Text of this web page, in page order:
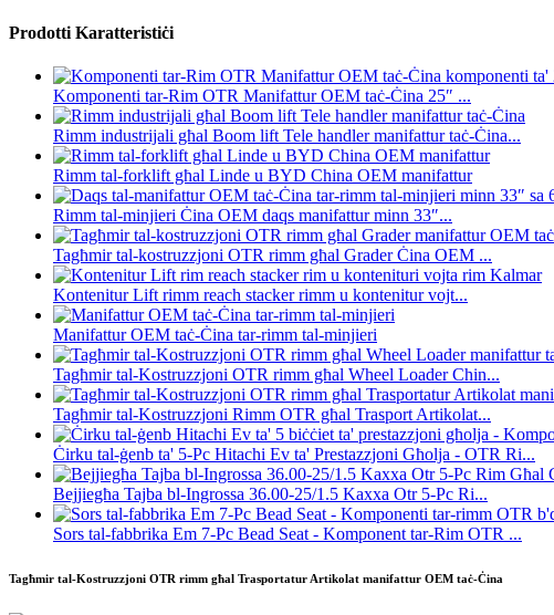
Prodotti Karatteristiċi
Komponenti tar-Rim OTR Manifattur OEM taċ-Ċina 25″ ...
Rimm industrijali għal Boom lift Tele handler manifattur taċ-Ċina...
Rimm tal-forklift għal Linde u BYD China OEM manifattur
Rimm tal-minjieri Ċina OEM daqs manifattur minn 33″...
Tagħmir tal-kostruzzjoni OTR rimm għal Grader Ċina OEM ...
Kontenitur Lift rimm reach stacker rimm u kontenitur vojt...
Manifattur OEM taċ-Ċina tar-rimm tal-minjieri
Tagħmir tal-Kostruzzjoni OTR rimm għal Wheel Loader Chin...
Tagħmir tal-Kostruzzjoni Rimm OTR għal Trasport Artikolat...
Ċirku tal-ġenb ta' 5-Pc Hitachi Ev ta' Prestazzjoni Għolja - OTR Ri...
Bejjiegħa Tajba bl-Ingrossa 36.00-25/1.5 Kaxxa Otr 5-Pc Ri...
Sors tal-fabbrika Em 7-Pc Bead Seat - Komponent tar-Rim OTR ...
Tagħmir tal-Kostruzzjoni OTR rimm għal Trasportatur Artikolat manifattur OEM taċ-Ċina